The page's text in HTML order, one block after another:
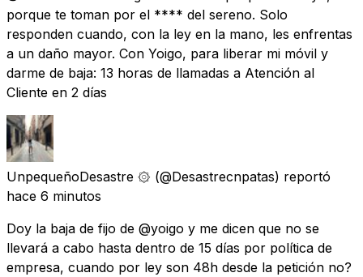
porque te toman por el **** del sereno. Solo
responden cuando, con la ley en la mano, les enfrentas
a un daño mayor. Con Yoigo, para liberar mi móvil y
darme de baja: 13 horas de llamadas a Atención al
Cliente en 2 días
UnpequeñoDesastre ۞ (@Desastrecnpatas) reportó
hace 6 minutos
Doy la baja de fijo de @yoigo y me dicen que no se
llevará a cabo hasta dentro de 15 días por política de
empresa, cuando por ley son 48h desde la petición no?